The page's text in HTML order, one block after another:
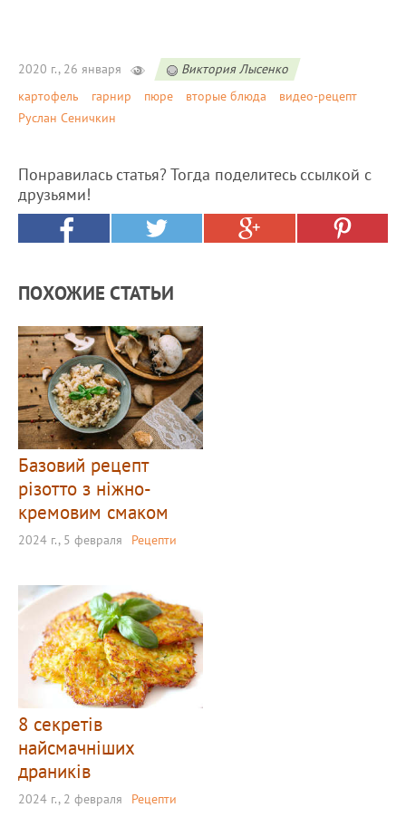
2020 г., 26 января
Виктория Лысенко
картофель
гарнир пюре вторые блюда
видео-рецепт
Руслан Сеничкин
Понравилась статья? Тогда поделитесь ссылкой с
друзьями!
ПОХОЖИЕ СТАТЬИ
Базовий рецепт
різотто з ніжно-
кремовим смаком
2024 г., 5 февраля Рецепти
8 секретів
найсмачніших
драників
2024 г., 2 февраля Рецепти